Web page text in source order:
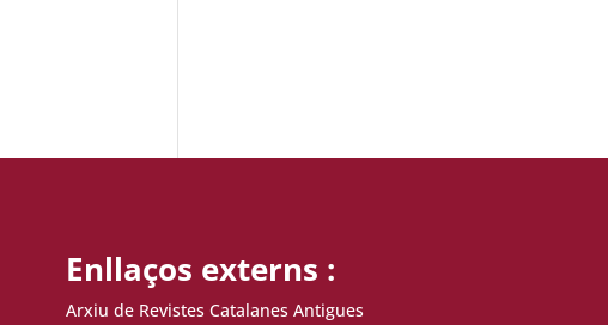
Enllaços externs :
Arxiu de Revistes Catalanes Antigues